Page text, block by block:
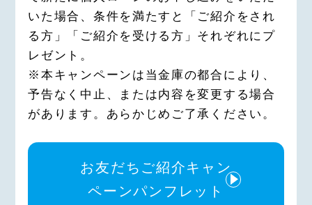
いた場合、条件を満たすと「ご紹介をされ
る方」「ご紹介を受ける方」それぞれにプ
レゼント。
※本キャンペーンは当金庫の都合により、
予告なく中止、または内容を変更する場合
があります。あらかじめご了承ください。
お友だちご紹介キャン
ペーンパンフレット